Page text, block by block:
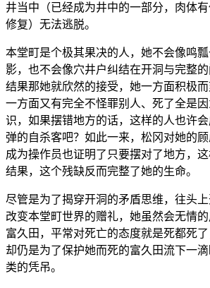
井当中（已经成为井中的一部分，肉体
修复）无法逃脱。
本堂町是个极其果决的人，她不会像鸣
影，也不会像穴井户纠结在开洞与完整
结果那她就欣然的接受，她一方面积极
一方面又有完全不怪罪别人、死了全是
识，如果摆错地方的话，这样的人也许
弹的自杀客吧？如此一来，松冈对她的顾
成为操作员也证明了只要摆对了地方，
结果，这个残缺反而完整了她的生命。
尽管是为了揭穿开洞的矛盾思维，往头
改变本堂町世界的赠礼，她虽然会无情
富久田，平常对死亡的态度就是死都死了
却仍是为了保护她而死的富久田流下一
类的凭吊。